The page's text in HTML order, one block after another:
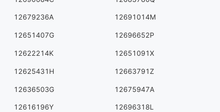
12679236A 12691014M
12651407G 12696652P
12622214K 12651091X
12625431H 12663791Z
12636503G 12675947A
12616196Y 12696318L